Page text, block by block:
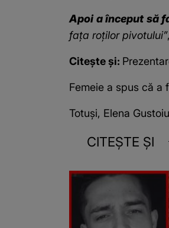
Apoi a început să
fața roților pivotului”
Citește și:
Femeie a spus că
Totuși, Elena
CITEȘTE ȘI